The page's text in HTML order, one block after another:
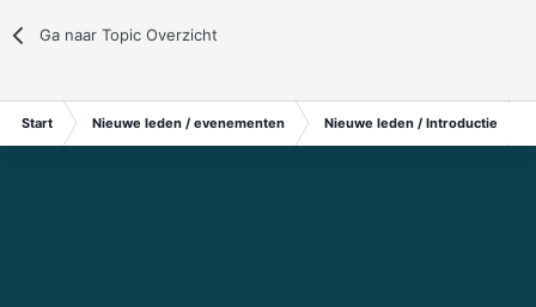
Ga naar Topic Overzicht
Start Nieuwe leden / evenementen Nieuwe leden / Introductie